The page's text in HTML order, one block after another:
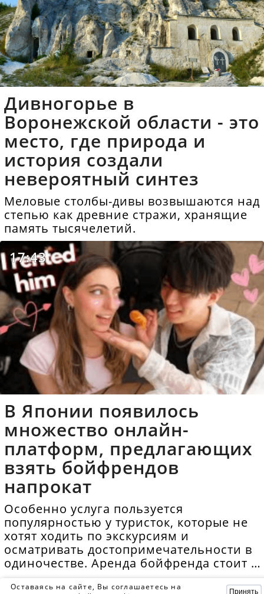
Дивногорье в
Воронежской области - это
место, где природа и
история создали
невероятный синтез
Меловые столбы-дивы возвышаются над
степью как древние стражи, хранящие
память тысячелетий.
17:43
В Японии появилось
множество онлайн-
платформ, предлагающих
взять бойфрендов
напрокат
Особенно услуга пользуется
популярностью у туристок, которые не
хотят ходить по экскурсиям и
осматривать достопримечательности в
одиночестве. Аренда бойфренда стоит в
Оставаясь на сайте, Вы соглашаетесь на
Принять